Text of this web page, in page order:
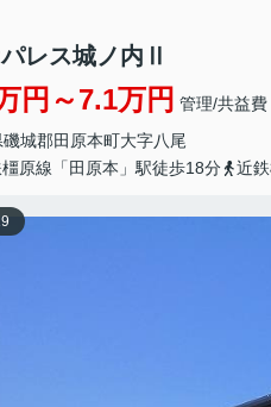
レス城ノ内Ⅱ
円～7.1万円 管理/共益費
磯城郡田原本町大字八尾
原線「田原本」駅徒歩18分
近